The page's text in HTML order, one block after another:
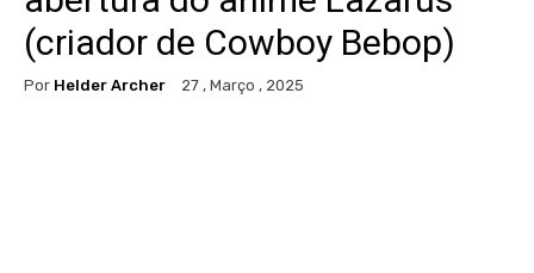
(criador de Cowboy Bebop)
Por Helder Archer 27 , Março , 2025